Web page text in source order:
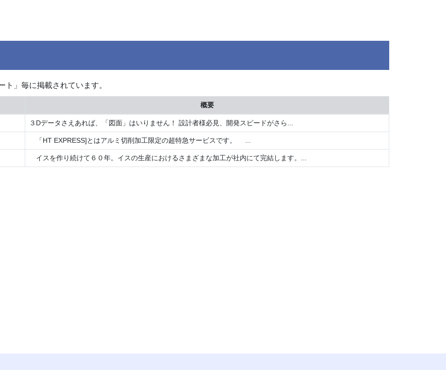
ト」毎に掲載されています。
概要
３Dデータさえあれば、「図面」はいりません！ 設計者様必見、開発スピードがさら...
「HT EXPRESS]とはアルミ切削加工限定の超特急サービスです。 ...
イスを作り続けて６０年。イスの生産におけるさまざまな加工が社内にて完結します。...